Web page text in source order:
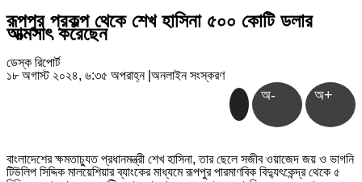
রূপপুর প্রকল্প থেকে শেখ হাসিনা ৫০০ কোটি ডলার
আত্মসাৎ করেছেন
ডেস্ক রিপোর্ট
১৮ অগাস্ট ২০২৪, ৬:৩৫ অপরাহ্ন অনলাইন সংস্করণ
অ- অ+
বাংলাদেশের ক্ষমতাচ্যুত প্রধানমন্ত্রী শেখ হাসিনা, তার ছেলে সজীব ওয়াজেদ জয় ও ভাগনি
টিউলিপ সিদ্দিক মালয়েশিয়ার ব্যাংকের মাধ্যমে রূপপুর পারমাণবিক বিদ্যুৎকেন্দ্র থেকে ৫